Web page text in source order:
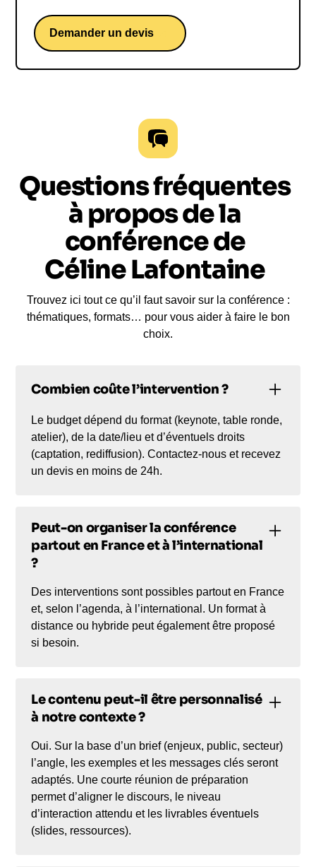
Demander un devis
Questions fréquentes
à propos de la
conférence de
Céline Lafontaine
Trouvez ici tout ce qu’il faut savoir sur la conférence :
thématiques, formats… pour vous aider à faire le bon
choix.
Combien coûte l’intervention ?
Le budget dépend du format (keynote, table ronde,
atelier), de la date/lieu et d’éventuels droits
(captation, rediffusion). Contactez-nous et recevez
un devis en moins de 24h.
Peut-on organiser la conférence
partout en France et à l’international
?
Des interventions sont possibles partout en France
et, selon l’agenda, à l’international. Un format à
distance ou hybride peut également être proposé
si besoin.
Le contenu peut-il être personnalisé
à notre contexte ?
Oui. Sur la base d’un brief (enjeux, public, secteur)
l’angle, les exemples et les messages clés seront
adaptés. Une courte réunion de préparation
permet d’aligner le discours, le niveau
d’interaction attendu et les livrables éventuels
(slides, ressources).